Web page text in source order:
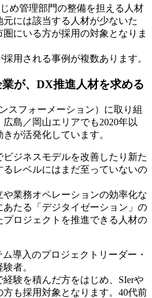
め管理部門の整備を担える人材
には該当する人材が少ないた
にいる方が採用の対象となりま
用される事例が複数あります。
が、DX推進人材を求める
スフォーメーション）に取り組
島／岡山エリアでも2020年以
が活発化しています。
ジネスモデルを改善したり新た
レベルにはまだ至っていないの
や業務オペレーションの効率化な
たる「デジタイゼーション」の
ロジェクトを推進できる人材の
導入のプロジェクトリーダー・
者。
験を積んだ方をはじめ、SIerや
も採用対象となります。40代前